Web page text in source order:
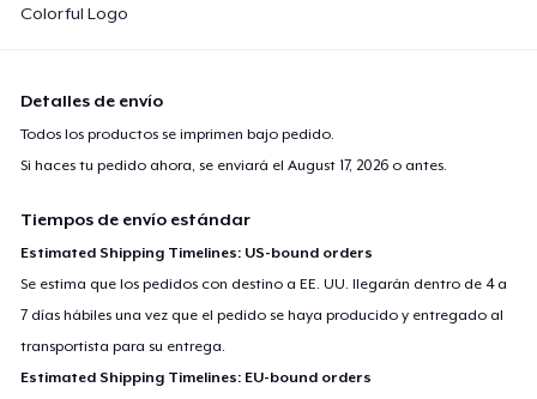
Colorful Logo
Detalles de envío
Todos los productos se imprimen bajo pedido.
Si haces tu pedido ahora, se enviará elAugust 17, 2026 o antes.
Tiempos de envío estándar
Estimated Shipping Timelines: US-bound orders
Se estima que los pedidos con destino a EE. UU. llegarán dentro de 4 a
7 días hábiles una vez que el pedido se haya producido y entregado al
transportista para su entrega.
Estimated Shipping Timelines: EU-bound orders